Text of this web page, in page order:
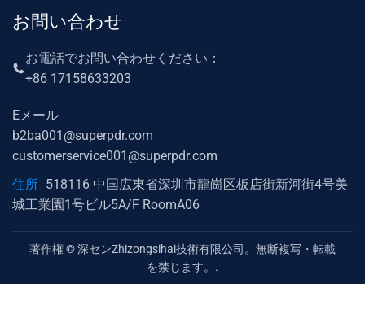
お問い合わせ
お電話でお問い合わせください：
+86 17158633203
Eメール
b2ba001@superpdr.com
customerservice001@superpdr.com
住所 518116 中国広東省深圳市龍崗区板店街新河街4号美
城工業園1号ビル5A/F RoomA06
著作権 © 深センZhizongsihai技術有限公司。無断複写・転載
を禁じます。.